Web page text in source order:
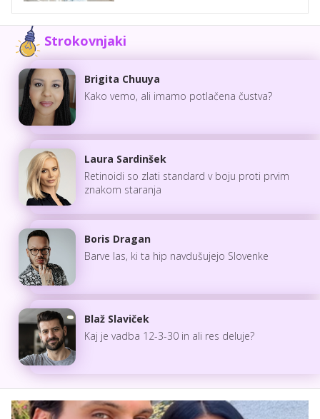
Strokovnjaki
Brigita Chuuya
Kako vemo, ali imamo potlačena čustva?
Laura Sardinšek
Retinoidi so zlati standard v boju proti prvim
znakom staranja
Boris Dragan
Barve las, ki ta hip navdušujejo Slovenke
Blaž Slaviček
Kaj je vadba 12-3-30 in ali res deluje?